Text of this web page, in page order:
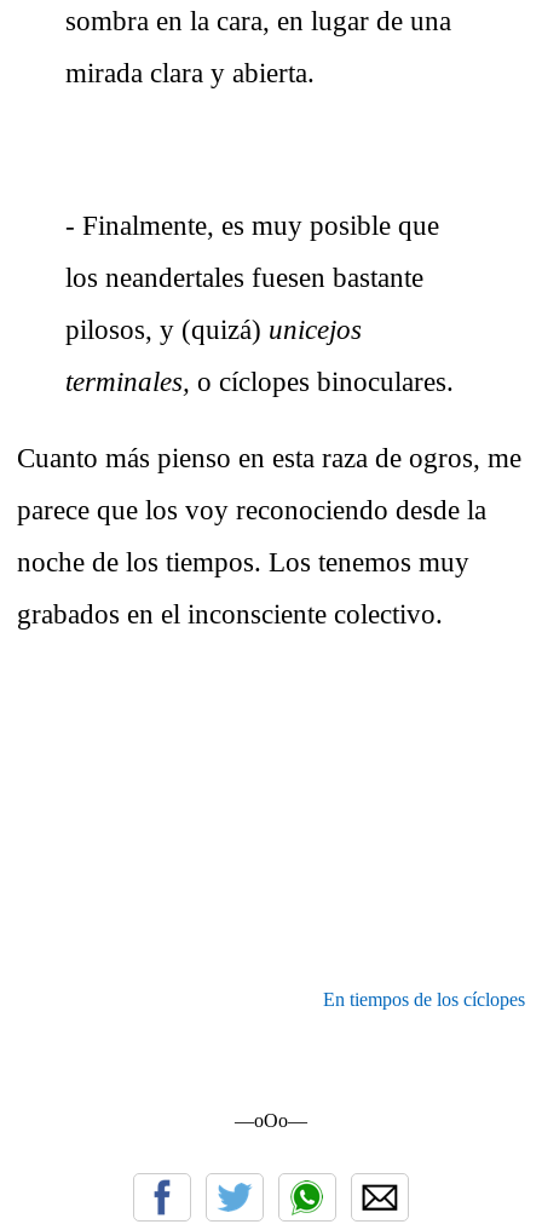
sombra en la cara, en lugar de una
mirada clara y abierta.
- Finalmente, es muy posible que
los neandertales fuesen bastante
pilosos, y (quizá) unicejos
terminales, o cíclopes binoculares.
Cuanto más pienso en esta raza de ogros, me
parece que los voy reconociendo desde la
noche de los tiempos. Los tenemos muy
grabados en el inconsciente colectivo.
En tiempos de los cíclopes
—oOo—